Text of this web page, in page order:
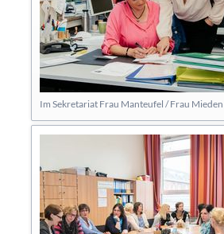
Im Sekretariat Frau Manteufel / Frau Mieden